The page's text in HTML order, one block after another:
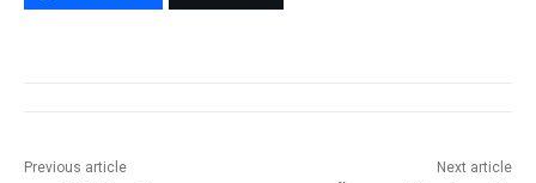
Previous article Next article